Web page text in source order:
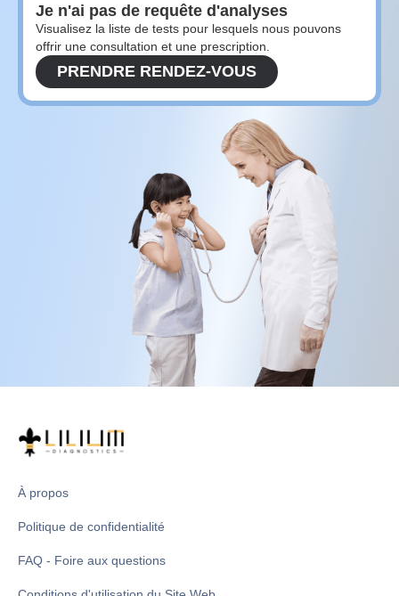
Je n'ai pas de requête d'analyses
Visualisez la liste de tests pour lesquels nous pouvons
offrir une consultation et une prescription.
PRENDRE RENDEZ-VOUS
À propos
Politique de confidentialité
FAQ - Foire aux questions